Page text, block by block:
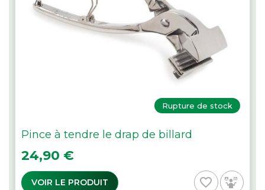
Rupture de stock
Pince à tendre le drap de billard
Prix
24,90 €
VOIR LE PRODUIT favorite_border